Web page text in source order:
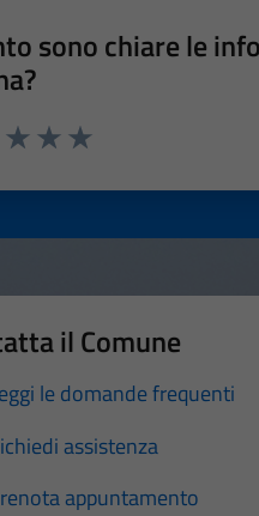
sono chiare le
il Comune
le domande frequenti
assistenza
appuntamento